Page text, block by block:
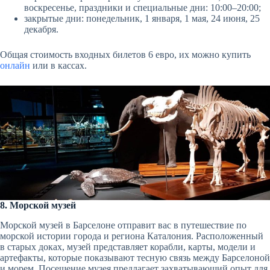
воскресенье, праздники и специальные дни: 10:00–20:00;
закрытые дни: понедельник, 1 января, 1 мая, 24 июня, 25
декабря.
Общая стоимость входных билетов 6 евро, их можно купить
онлайн или в кассах.
8. Морской музей
Морской музей в Барселоне отправит вас в путешествие по
морской истории города и региона Каталония. Расположенный
в старых доках, музей представляет корабли, карты, модели и
артефакты, которые показывают тесную связь между Барселоной